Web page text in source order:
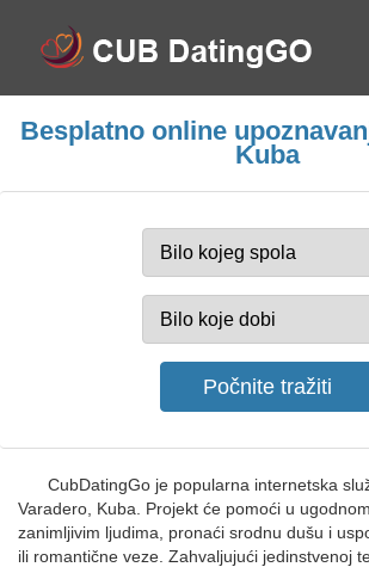
Besplatno online
Kuba
CubDatingGo je popularna internetska
Varadero, Kuba. Projekt će pomoći u
zanimljivim ljudima, pronaći srodnu dušu i
ili romantične veze. Zahvaljujući jedinstvenoj